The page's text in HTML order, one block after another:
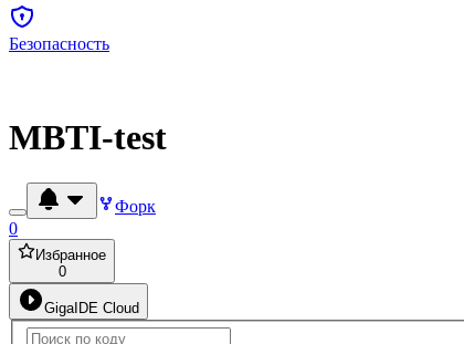
Безопасность
MBTI-test
Форк
0
Избранное
0
GigaIDE Cloud